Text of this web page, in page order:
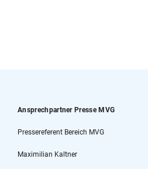
Ansprechpartner Presse MVG
Pressereferent Bereich MVG
Maximilian Kaltner